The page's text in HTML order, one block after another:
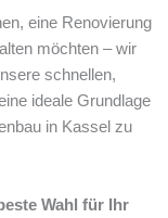
eine Renovierung
möchten – wir
schnellen,
ideale Grundlage
in Kassel zu
Wahl für Ihr